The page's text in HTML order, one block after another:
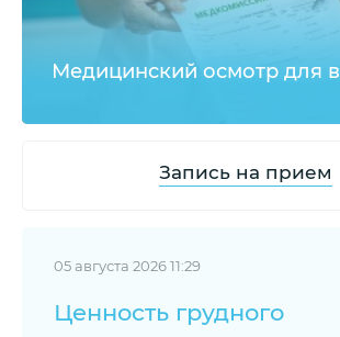
Медицинский осмотр для
Запись на прием
05 августа 2026 11:29
Ценность грудного